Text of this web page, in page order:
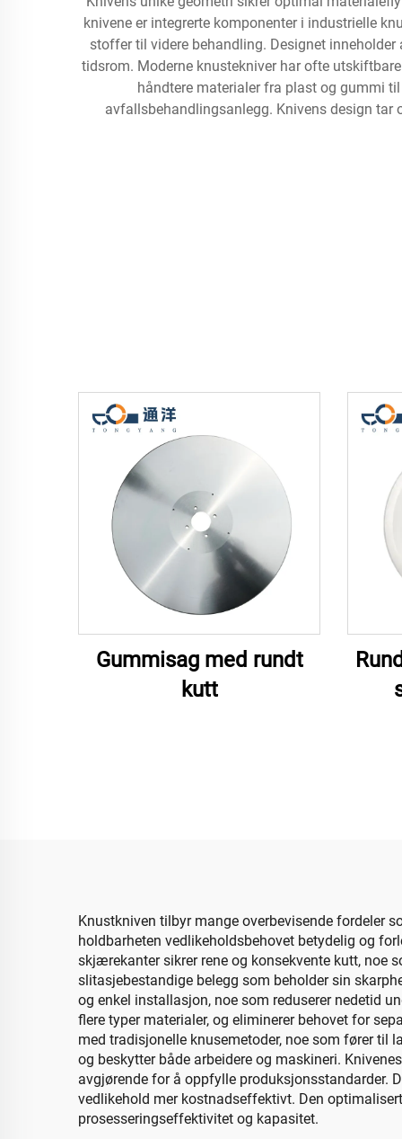
knivene er integrerte komponenter i industrielle
stoffer til videre behandling. Designet
tidsrom. Moderne knustekniver har ofte
håndtere materialer fra plast og gummi
avfallsbehandlingsanlegg. Knivens design tar
Gummisag med rundt
kutt
Knustkniven tilbyr mange overbevisende fordeler
holdbarheten vedlikeholdsbehovet betydelig og
skjærekanter sikrer rene og konsekvente kutt, noe
slitasjebestandige belegg som beholder sin
og enkel installasjon, noe som reduserer nedetid
flere typer materialer, og eliminerer behovet for
med tradisjonelle knusemetoder, noe som fører til
og beskytter både arbeidere og maskineri.
avgjørende for å oppfylle produksjonsstandarder.
vedlikehold mer kostnadseffektivt. Den
prosesseringseffektivitet og kapasitet.